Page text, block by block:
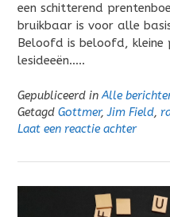
een schitterend
bruikbaar is voor alle
Beloofd is beloofd, kleine
lesideeën…..
Gepubliceerd inAlle
Getagd Gottmer,Jim Field,
Laat een reactie achter